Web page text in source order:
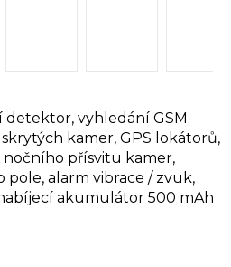
vyhledání GSM
kamer, GPS lokátorů,
přísvitu kamer,
alarm vibrace / zvuk,
akumulátor 500 mAh